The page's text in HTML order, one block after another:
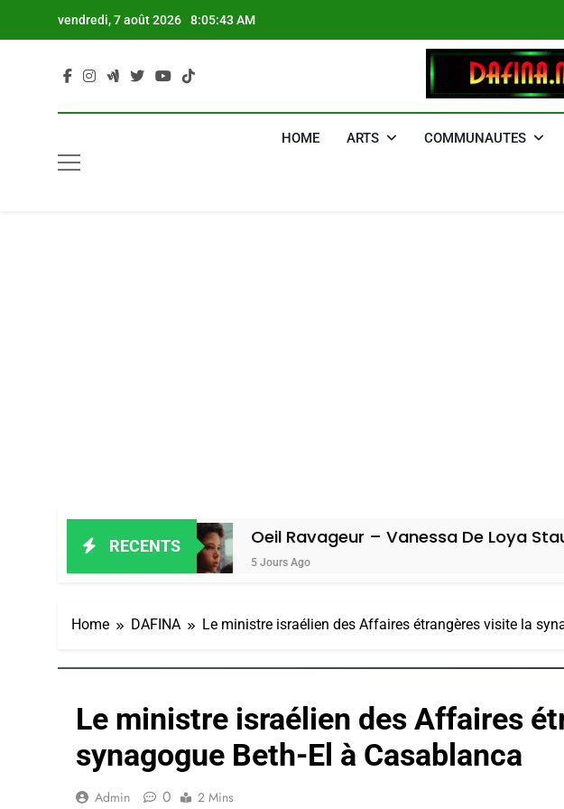
vendredi, 7 août 2026 8:05:44 AM
HOME ARTS COMMUNAUTES
RECENTSOeil Ravageur – Vanessa De Loya Stauber
5 Jours Ago
Home DAFINA Le ministre israélien des Affaires étrangères visite la
Le ministre israélien des Affaires
synagogue Beth-El à Casablanca
Admin 0 2 Mins